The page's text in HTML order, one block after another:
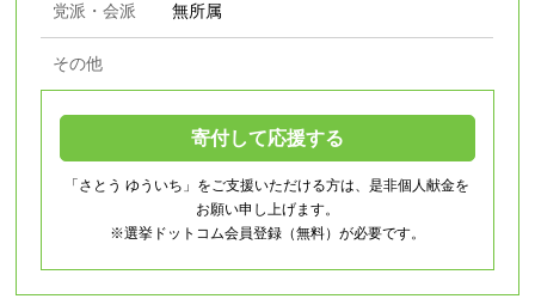
党派・会派 無所属
その他
寄付して応援する
「さとう ゆういち」をご支援いただける方は、是非個人献金を
お願い申し上げます。
※選挙ドットコム会員登録（無料）が必要です。